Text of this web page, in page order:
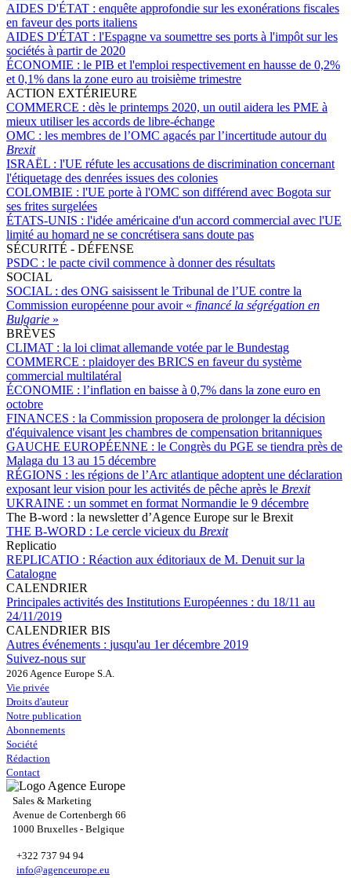
AIDES D'ÉTAT : enquête approfondie sur les exonérations fiscales
en faveur des ports italiens
AIDES D'ÉTAT : l'Espagne va soumettre ses ports à l'impôt sur les
sociétés à partir de 2020
ÉCONOMIE : le PIB et l'emploi respectivement en hausse de 0,2%
et 0,1% dans la zone euro au troisième trimestre
ACTION EXTÉRIEURE
COMMERCE : dès le printemps 2020, un outil aidera les PME à
mieux utiliser les accords de libre-échange
OMC : les membres de l’OMC agacés par l’incertitude autour du
Brexit
ISRAËL : l'UE réfute les accusations de discrimination concernant
l'étiquetage des denrées issues des colonies
COLOMBIE : l'UE porte à l'OMC son différend avec Bogota sur
ses frites surgelées
ÉTATS-UNIS : l'idée américaine d'un accord commercial avec l'UE
limité au homard ne se concrétisera sans doute pas
SÉCURITÉ - DÉFENSE
PSDC : le pacte civil commence à donner des résultats
SOCIAL
SOCIAL : des ONG saisissent le Tribunal de l’UE contre la
Commission européenne pour avoir « financé la ségrégation en
Bulgarie »
BRÈVES
CLIMAT : la loi climat allemande votée par le Bundestag
COMMERCE : plaidoyer des BRICS en faveur du système
commercial multilatéral
ÉCONOMIE : l’inflation en baisse à 0,7% dans la zone euro en
octobre
FINANCES : la Commission proposera de prolonger la décision
d'équivalence visant les chambres de compensation britanniques
GAUCHE EUROPÉENNE : le Congrès du PGE se tiendra près de
Malaga du 13 au 15 décembre
RÉGIONS : les régions de l’Arc atlantique adoptent une déclaration
exposant leur vision pour les activités de pêche après le Brexit
UKRAINE : un sommet en format Normandie le 9 décembre
The B-word : la newsletter d’Agence Europe sur le Brexit
THE B-WORD : Le cercle vicieux du Brexit
Replicatio
REPLICATIO : Réaction aux éditoriaux de M. Denuit sur la
Catalogne
CALENDRIER
Principales activités des Institutions Européennes : du 18/11 au
24/11/2019
CALENDRIER BIS
Autres événements : jusqu'au 1er décembre 2019
Suivez-nous sur
2026 Agence Europe S.A.
Vie privée
Droits d'auteur
Notre publication
Abonnements
Société
Rédaction
Contact
Sales & Marketing
Avenue de Cortenbergh 66
1000 Bruxelles - Belgique
+322 737 94 94
info@agenceurope.eu